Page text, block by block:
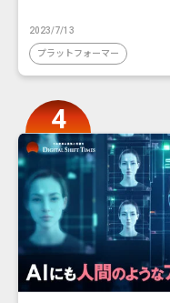
2023/7/13
プラットフォーマー